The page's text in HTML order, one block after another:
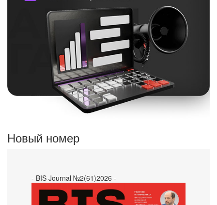
Новый номер
- BIS Journal №2(61)2026 -